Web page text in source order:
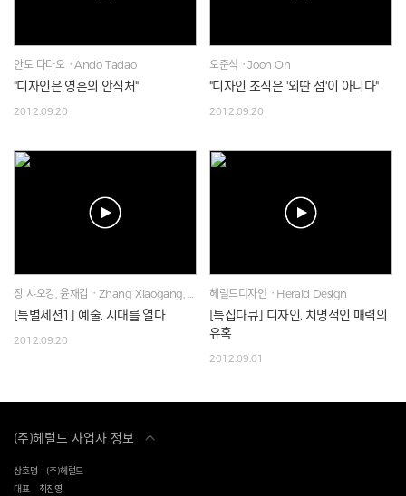
안도 다다오ㆍAndo Tadao
"디자인은 영혼의 안식처"
2012.09.20
오준식ㆍJoon Oh
"디자인 조직은 '외딴 섬'이 아니다"
2012.09.20
[특별세션1] 예술, 시대를 열다
2012.09.20
헤럴드디자인ㆍHerald Design
[특집다큐] 디자인, 치명적인 매력의
유혹
2012.09.01
(주)헤럴드 사업자 정보
상호명
(주)헤럴드
대표
최진영